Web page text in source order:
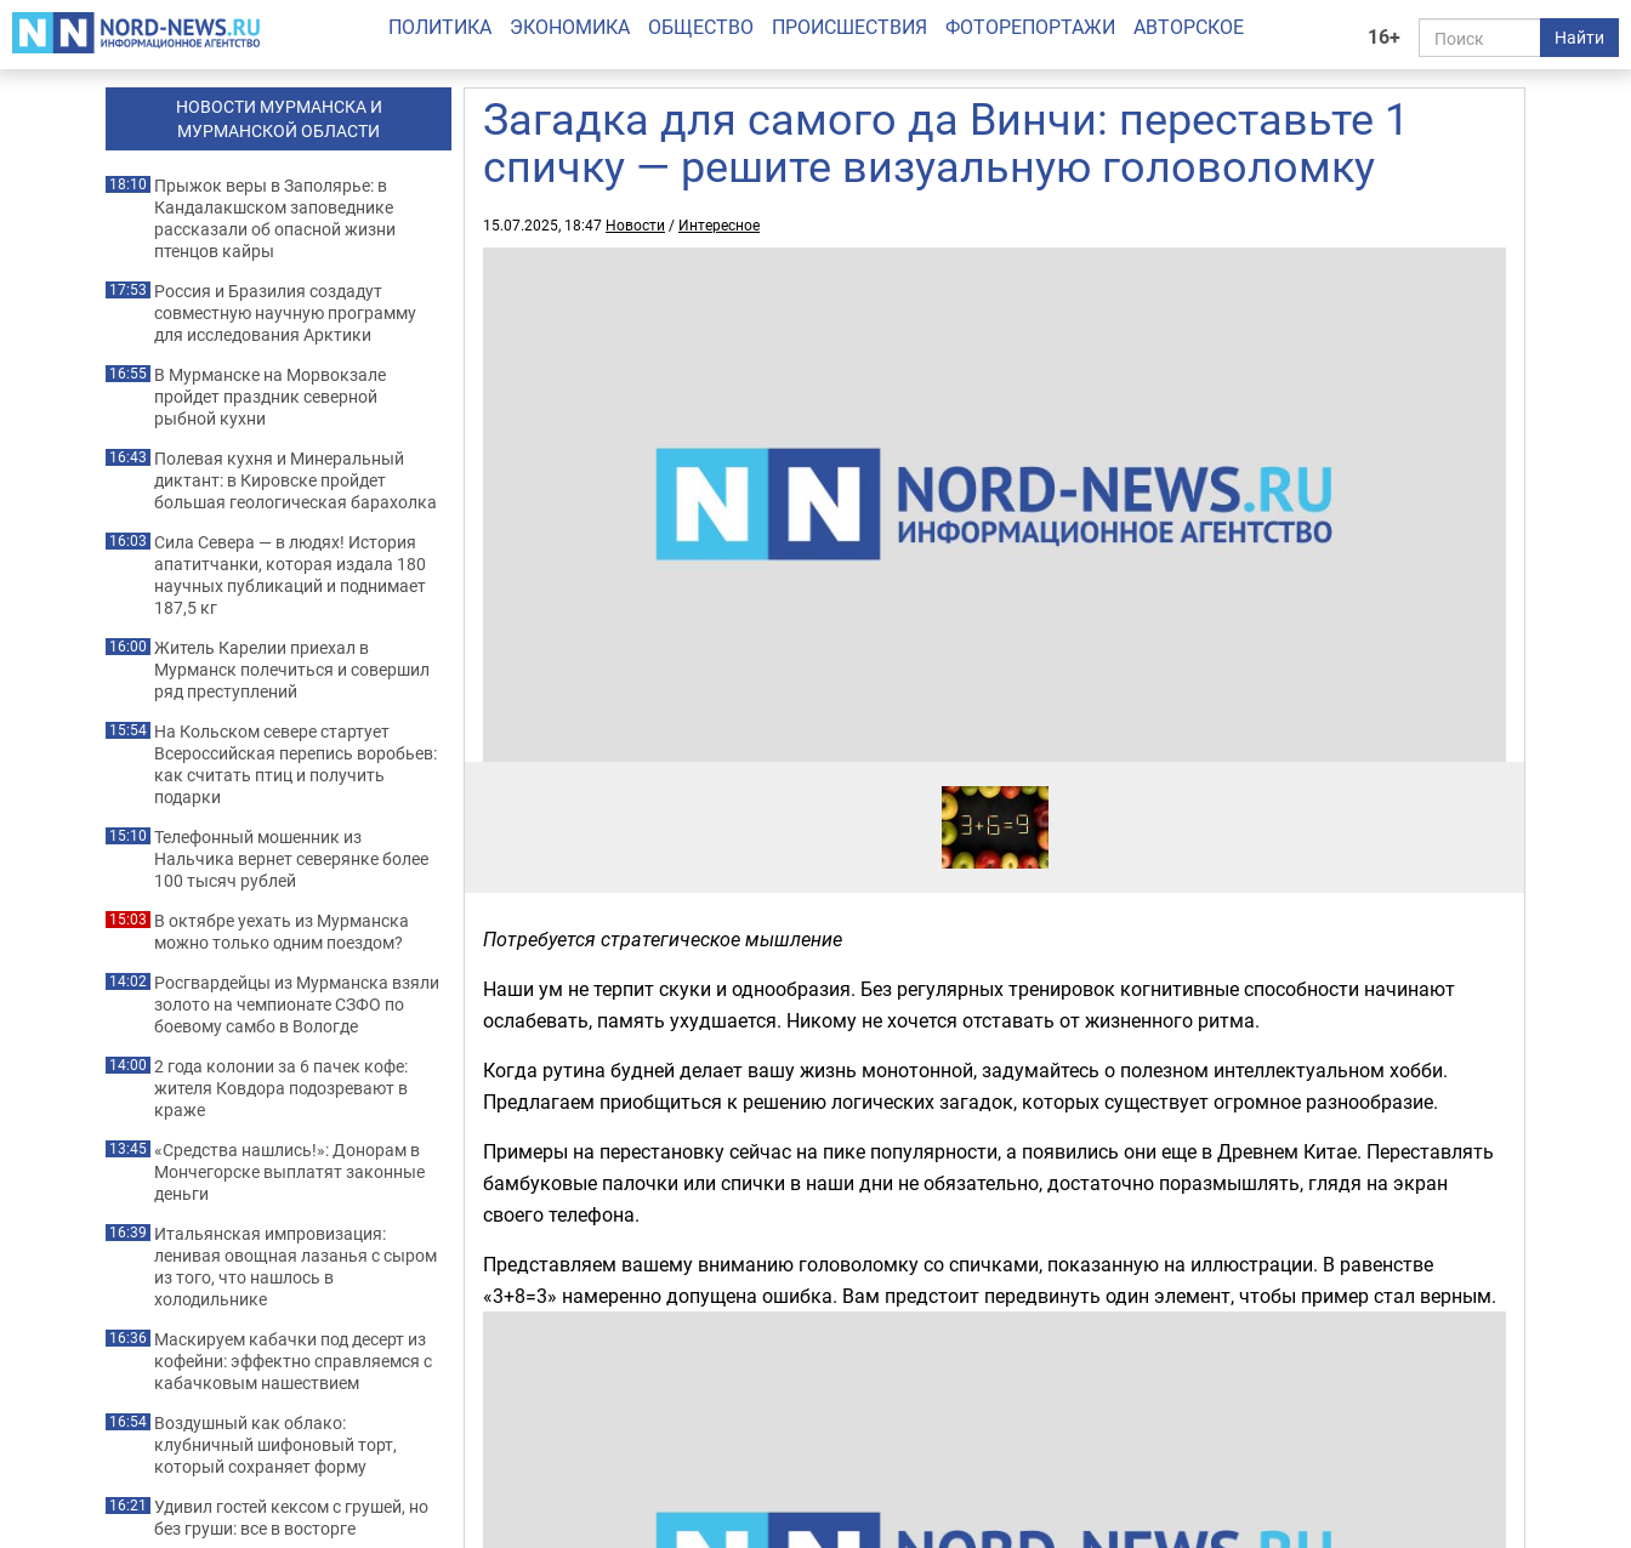
16+ Найти
ПОЛИТИКА ЭКОНОМИКА ОБЩЕСТВО ПРОИСШЕСТВИЯ ФОТОРЕПОРТАЖИ АВТОРСКОЕ
Загадка для самого да Винчи: переставьте 1
спичку — решите визуальную головоломку
15.07.2025, 18:47 Новости / Интересное
Потребуется стратегическое мышление
Наши ум не терпит скуки и однообразия. Без регулярных тренировок когнитивные способности начинают
ослабевать, память ухудшается. Никому не хочется отставать от жизненного ритма.
Когда рутина будней делает вашу жизнь монотонной, задумайтесь о полезном интеллектуальном хобби.
Предлагаем приобщиться к решению логических загадок, которых существует огромное разнообразие.
Примеры на перестановку сейчас на пике популярности, а появились они еще в Древнем Китае. Переставлять
бамбуковые палочки или спички в наши дни не обязательно, достаточно поразмышлять, глядя на экран
своего телефона.
Представляем вашему вниманию головоломку со спичками, показанную на иллюстрации. В равенстве
«3+8=3» намеренно допущена ошибка. Вам предстоит передвинуть один элемент, чтобы пример стал верным.
НОВОСТИ МУРМАНСКА И
МУРМАНСКОЙ ОБЛАСТИ
18:10 Прыжок веры в Заполярье: в
Кандалакшском заповеднике
рассказали об опасной жизни
птенцов кайры
17:53 Россия и Бразилия создадут
совместную научную программу
для исследования Арктики
16:55 В Мурманске на Морвокзале
пройдет праздник северной
рыбной кухни
16:43 Полевая кухня и Минеральный
диктант: в Кировске пройдет
большая геологическая барахолка
16:03 Сила Севера — в людях! История
апатитчанки, которая издала 180
научных публикаций и поднимает
187,5 кг
16:00 Житель Карелии приехал в
Мурманск полечиться и совершил
ряд преступлений
15:54 На Кольском севере стартует
Всероссийская перепись воробьев:
как считать птиц и получить
подарки
15:10 Телефонный мошенник из
Нальчика вернет северянке более
100 тысяч рублей
15:03 В октябре уехать из Мурманска
можно только одним поездом?
14:02 Росгвардейцы из Мурманска взяли
золото на чемпионате СЗФО по
боевому самбо в Вологде
14:00 2 года колонии за 6 пачек кофе:
жителя Ковдора подозревают в
краже
13:45 «Средства нашлись!»: Донорам в
Мончегорске выплатят законные
деньги
16:39 Итальянская импровизация:
ленивая овощная лазанья с сыром
из того, что нашлось в
холодильнике
16:36 Маскируем кабачки под десерт из
кофейни: эффектно справляемся с
кабачковым нашествием
16:54 Воздушный как облако:
клубничный шифоновый торт,
который сохраняет форму
16:21 Удивил гостей кексом с грушей, но
без груши: все в восторге